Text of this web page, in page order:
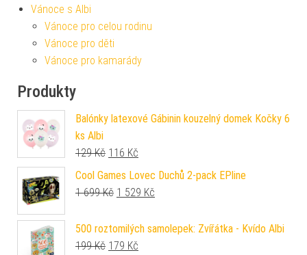
Vánoce s Albi
Vánoce pro celou rodinu
Vánoce pro děti
Vánoce pro kamarády
Produkty
Balónky latexové Gábinin kouzelný domek Kočky 6
ks Albi
129Kč Původní cena byla: 129 Kč.
116 Kč
Cool Games Lovec Duchů 2-pack EPline
1 699Kč Původní cena byla: 1 699 Kč.
1 529 Kč
500 roztomilých samolepek: Zvířátka - Kvído Albi
199Kč Původní cena byla: 199 Kč.
179 Kč